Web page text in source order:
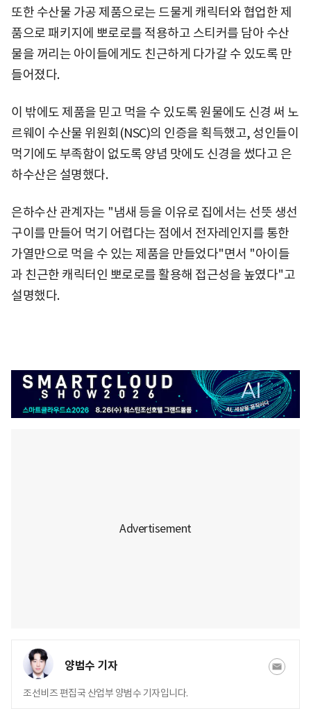
또한 수산물 가공 제품으로는 드물게 캐릭터와 협업한 제
품으로 패키지에 뽀로로를 적용하고 스티커를 담아 수산
물을 꺼리는 아이들에게도 친근하게 다가갈 수 있도록 만
들어졌다.
이 밖에도 제품을 믿고 먹을 수 있도록 원물에도 신경 써 노
르웨이 수산물 위원회(NSC)의 인증을 획득했고, 성인들이
먹기에도 부족함이 없도록 양념 맛에도 신경을 썼다고 은
하수산은 설명했다.
은하수산 관계자는 "냄새 등을 이유로 집에서는 선뜻 생선
구이를 만들어 먹기 어렵다는 점에서 전자레인지를 통한
가열만으로 먹을 수 있는 제품을 만들었다"면서 "아이들
과 친근한 캐릭터인 뽀로로를 활용해 접근성을 높였다"고
설명했다.
양범수 기자
조선비즈 편집국 산업부 양범수 기자입니다.